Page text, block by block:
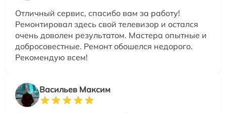
Отличный сервис, спасибо вам за работу!
Ремонтировал здесь свой телевизор и остался
очень доволен результатом. Мастера опытные и
добросовестные. Ремонт обошелся недорого.
Рекомендую всем!
Васильев Максим